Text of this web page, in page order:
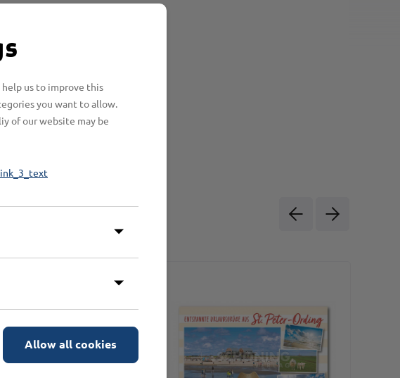
help us to improve this
you want to allow.
of our website may be
Allow all cookies